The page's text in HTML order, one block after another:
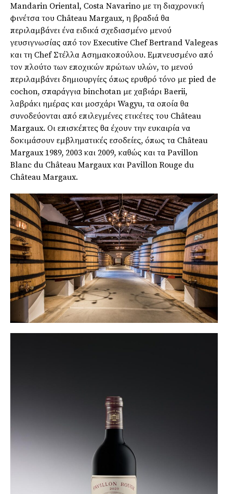
Mandarin Oriental, Costa Navarino με τη διαχρονική
φινέτσα του Château Margaux, η βραδιά θα
περιλαμβάνει ένα ειδικά σχεδιασμένο μενού
γευσιγνωσίας από τον Executive Chef Bertrand Valegeas
και τη Chef Στέλλα Ασημακοπούλου. Εμπνευσμένο από
τον πλούτο των εποχικών πρώτων υλών, το μενού
περιλαμβάνει δημιουργίες όπως ερυθρό τόνο με pied de
cochon, σπαράγγια binchotan με χαβιάρι Baerii,
λαβράκι ημέρας και μοσχάρι Wagyu, τα οποία θα
συνοδεύονται από επιλεγμένες ετικέτες του Château
Margaux. Οι επισκέπτες θα έχουν την ευκαιρία να
δοκιμάσουν εμβληματικές εσοδείες, όπως τα Château
Margaux 1989, 2003 και 2009, καθώς και τα Pavillon
Blanc du Château Margaux και Pavillon Rouge du
Château Margaux.